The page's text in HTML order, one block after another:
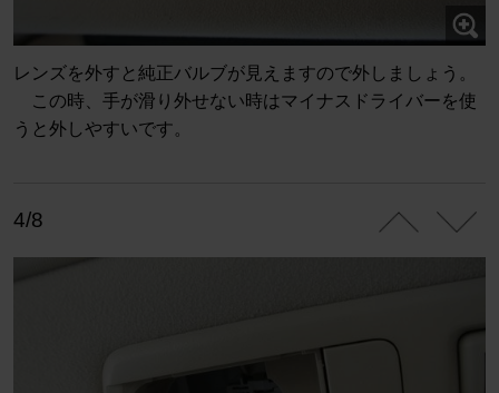
レンズを外すと純正バルブが見えますので外しましょう。
この時、手が滑り外せない時はマイナスドライバーを使
うと外しやすいです。
4/8